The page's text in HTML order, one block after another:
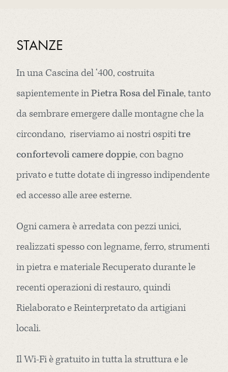
STANZE
In una Cascina del ‘400, costruita
sapientemente inPietra Rosa del Finale, tanto
da sembrare emergere dalle montagne che la
circondano, riserviamo ai nostri ospititre
confortevoli camere doppie, con bagno
privato e tutte dotate di ingresso indipendente
ed accesso alle aree esterne.
Ogni camera è arredata con pezzi unici,
realizzati spesso con legname, ferro, strumenti
in pietra e materiale Recuperato durante le
recenti operazioni di restauro, quindi
Rielaborato e Reinterpretato da artigiani
locali.
Il Wi-Fi è gratuito in tutta la struttura e le